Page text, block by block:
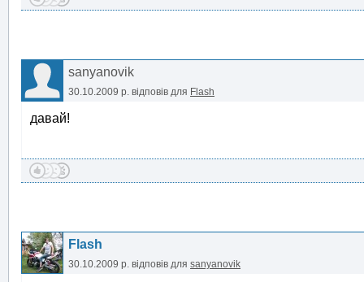
sanyanovik
30.10.2009 р. відповів для Flash
давай!
Flash
30.10.2009 р. відповів для sanyanovik